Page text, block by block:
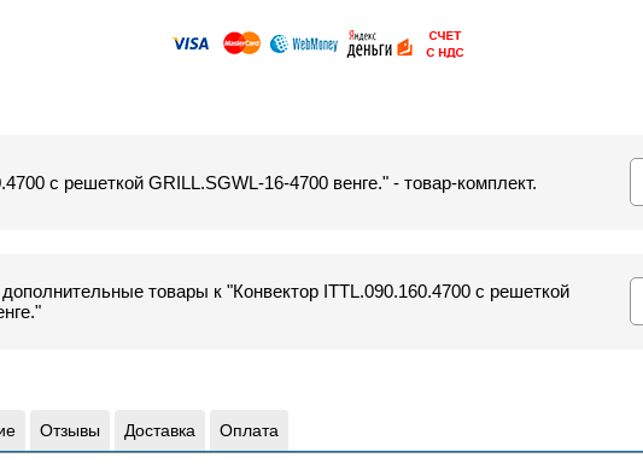
с решеткой GRILL.SGWL-16-4700 венге." - товар-комплект.
товары к "Конвектор ITTL.090.160.4700 с решеткой
Отзывы Доставка Оплата